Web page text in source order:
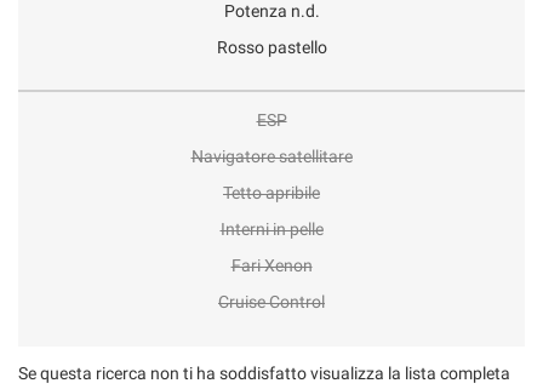
Potenza n.d.
Rosso pastello
ESP
Navigatore satellitare
Tetto apribile
Interni in pelle
Fari Xenon
Cruise Control
Se questa ricerca non ti ha soddisfatto visualizza la lista completa